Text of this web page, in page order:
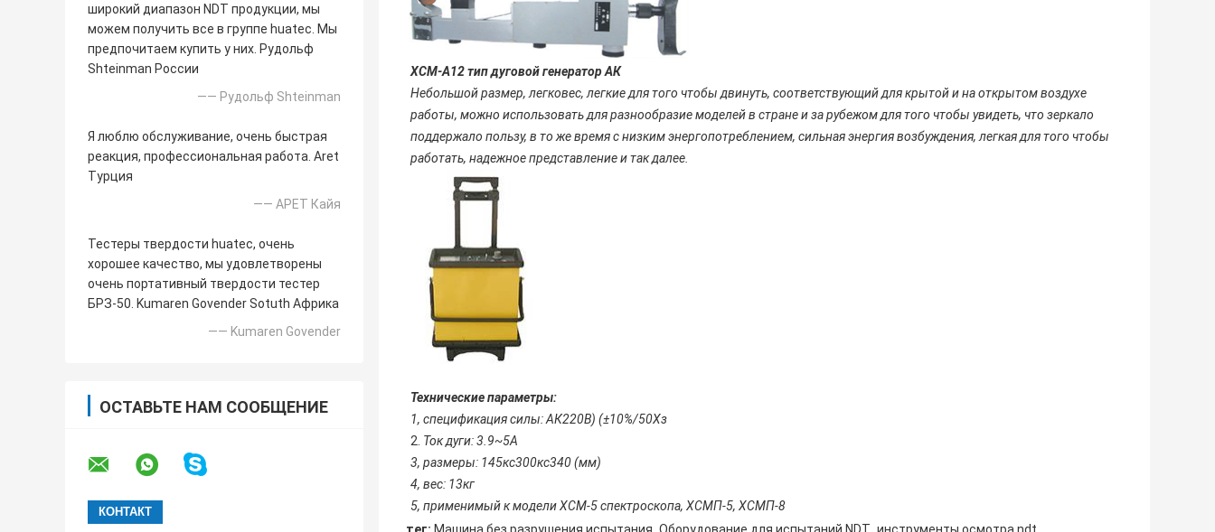
широкий диапазон NDT продукции, мы
можем получить все в группе huatec. Мы
предпочитаем купить у них. Рудольф
Shteinman России
—— Рудольф Shteinman
Я люблю обслуживание, очень быстрая
реакция, профессиональная работа. Aret
Турция
—— АРЕТ Кайя
Тестеры твердости huatec, очень
хорошее качество, мы удовлетворены
очень портативный твердости тестер
БРЗ-50. Kumaren Govender Sotuth Африка
—— Kumaren Govender
ОСТАВЬТЕ НАМ СООБЩЕНИЕ
ХСМ-А12 тип дуговой генератор АК
Небольшой размер, легковес, легкие для того чтобы двинуть, соответствующий для крытой и на открытом воздухе
работы, можно использовать для разнообразие моделей в стране и за рубежом для того чтобы увидеть, что зеркало
поддержало пользу, в то же время с низким энергопотреблением, сильная энергия возбуждения, легкая для того чтобы
работать, надежное представление и так далее.
Технические параметры:
1, спецификация силы: АК220В) (±10%/50Хз
2. Ток дуги: 3.9~5А
3, размеры: 145кс300кс340 (мм)
4, вес: 13кг
5, применимый к модели ХСМ-5 спектроскопа, ХСМП-5, ХСМП-8
тег: Машина без разрушения испытания, Оборудование для испытаний NDT, инструменты осмотра ndt